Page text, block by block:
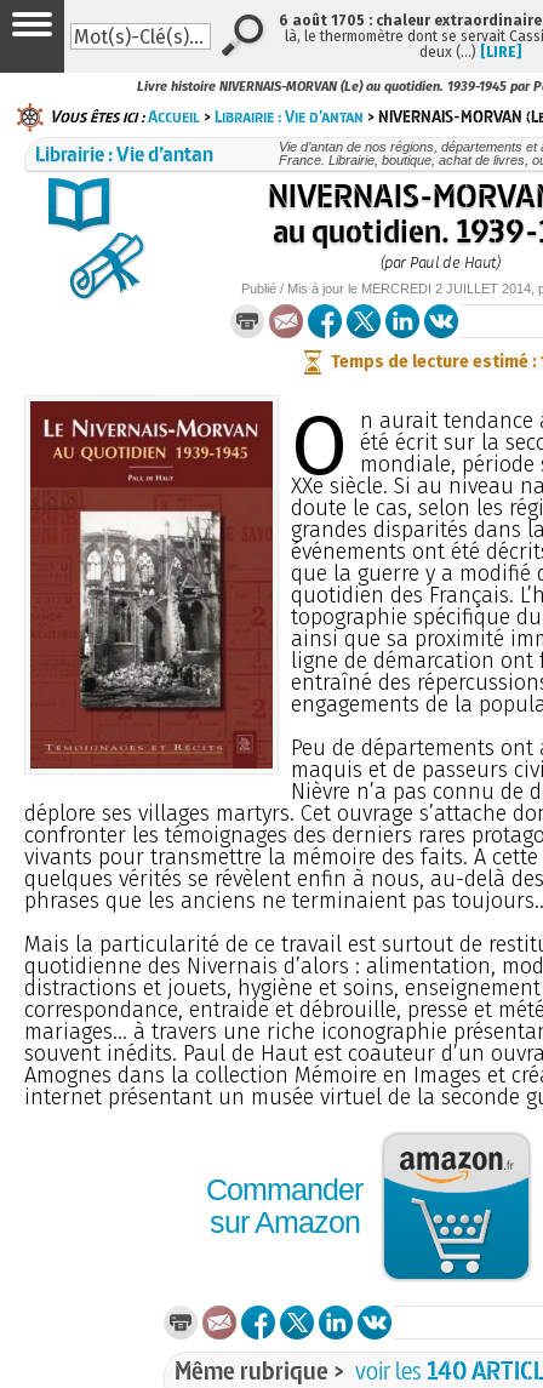
Livre histoire NIVERNAIS-MORVAN (Le) au quotidien. 1939-1945 par
Vous êtes ici :Accueil >Librairie : Vie d’antan > NIVERNAIS-MORVAN
Librairie : Vie d’antan
Vie d’antan de nos régions, départements
France. Librairie, boutique, achat de livres,
NIVERNAIS-
au quotidien.
(par Paul de Haut)
Publié / Mis à jour le MERCREDI 2 JUILLET 2014,
Temps de lecture estimé :
O
n aurait tendance
été écrit sur la
mondiale,
XXe siècle. Si au niveau
doute le cas, selon les
grandes disparités dans
événements ont été
que la guerre y a modifié
quotidien des Français.
topographie spécifique
ainsi que sa proximité
ligne de démarcation ont
entraîné des
engagements de la
Peu de départements
maquis et de passeurs
Nièvre n’a pas connu de
déplore ses villages martyrs. Cet ouvrage s’attache
confronter les témoignages des derniers rares
vivants pour transmettre la mémoire des faits. A cette
quelques vérités se révèlent enfin à nous, au-delà
phrases que les anciens ne terminaient pas
Mais la particularité de ce travail est surtout de
quotidienne des Nivernais d’alors : alimentation,
distractions et jouets, hygiène et soins,
correspondance, entraide et débrouille, presse et
mariages... à travers une riche iconographie
souvent inédits. Paul de Haut est coauteur d’un
Amognes dans la collection Mémoire en Images et
internet présentant un musée virtuel de la seconde
Commander
sur Amazon
Même rubrique > voir les 140
6 août 1705 : chaleur
là, le thermomètre dont se servait
deux (…) [LIRE]